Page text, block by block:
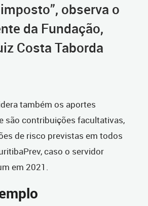
observa o
da Fundação,
Costa Taborda
também os aportes
são contribuições facultativas,
de risco previstas em todos
caso o servidor
em 2021.